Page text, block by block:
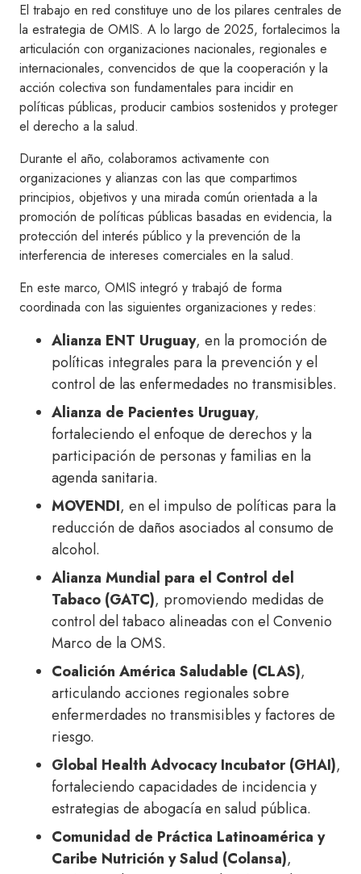
El trabajo en red constituye uno de los pilares centrales de
la estrategia de OMIS. A lo largo de 2025, fortalecimos la
articulación con organizaciones nacionales, regionales e
internacionales, convencidos de que la cooperación y la
acción colectiva son fundamentales para incidir en
políticas públicas, producir cambios sostenidos y proteger
el derecho a la salud.
Durante el año, colaboramos activamente con
organizaciones y alianzas con las que compartimos
principios, objetivos y una mirada común orientada a la
promoción de políticas públicas basadas en evidencia, la
protección del interés público y la prevención de la
interferencia de intereses comerciales en la salud.
En este marco, OMIS integró y trabajó de forma
coordinada con las siguientes organizaciones y redes:
Alianza ENT Uruguay, en la promoción de
políticas integrales para la prevención y el
control de las enfermedades no transmisibles.
Alianza de Pacientes Uruguay,
fortaleciendo el enfoque de derechos y la
participación de personas y familias en la
agenda sanitaria.
MOVENDI, en el impulso de políticas para la
reducción de daños asociados al consumo de
alcohol.
Alianza Mundial para el Control del
Tabaco (GATC), promoviendo medidas de
control del tabaco alineadas con el Convenio
Marco de la OMS.
Coalición América Saludable (CLAS),
articulando acciones regionales sobre
enfermerdades no transmisibles y factores de
riesgo.
Global Health Advocacy Incubator (GHAI),
fortaleciendo capacidades de incidencia y
estrategias de abogacía en salud pública.
Comunidad de Práctica Latinoamérica y
Caribe Nutrición y Salud (Colansa),